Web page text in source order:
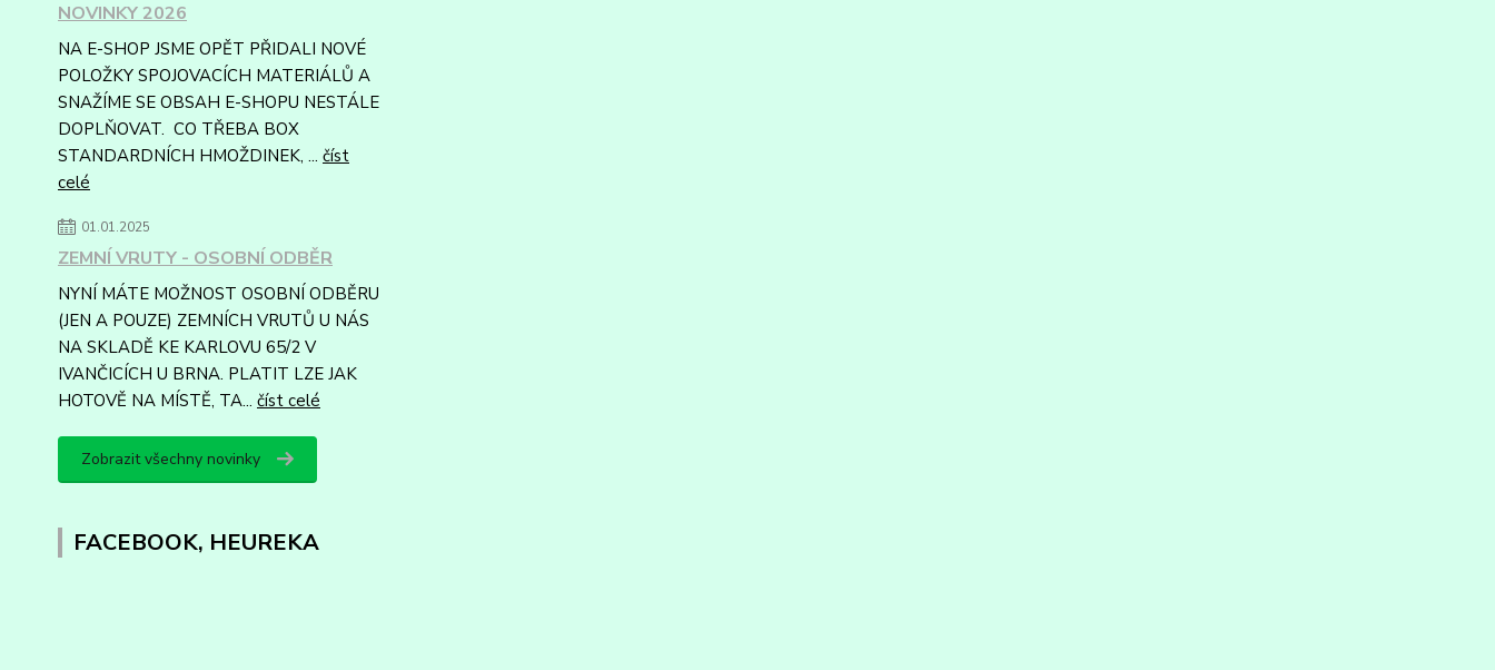
NOVINKY 2026
NA E-SHOP JSME OPĚT PŘIDALI NOVÉ
POLOŽKY SPOJOVACÍCH MATERIÁLŮ A
SNAŽÍME SE OBSAH E-SHOPU NESTÁLE
DOPLŇOVAT. CO TŘEBA BOX
STANDARDNÍCH HMOŽDINEK, ... číst
celé
01.01.2025
ZEMNÍ VRUTY - OSOBNÍ ODBĚR
NYNÍ MÁTE MOŽNOST OSOBNÍ ODBĚRU
(JEN A POUZE) ZEMNÍCH VRUTŮ U NÁS
NA SKLADĚ KE KARLOVU 65/2 V
IVANČICÍCH U BRNA. PLATIT LZE JAK
HOTOVĚ NA MÍSTĚ, TA... číst celé
Zobrazit všechny novinky
FACEBOOK, HEUREKA